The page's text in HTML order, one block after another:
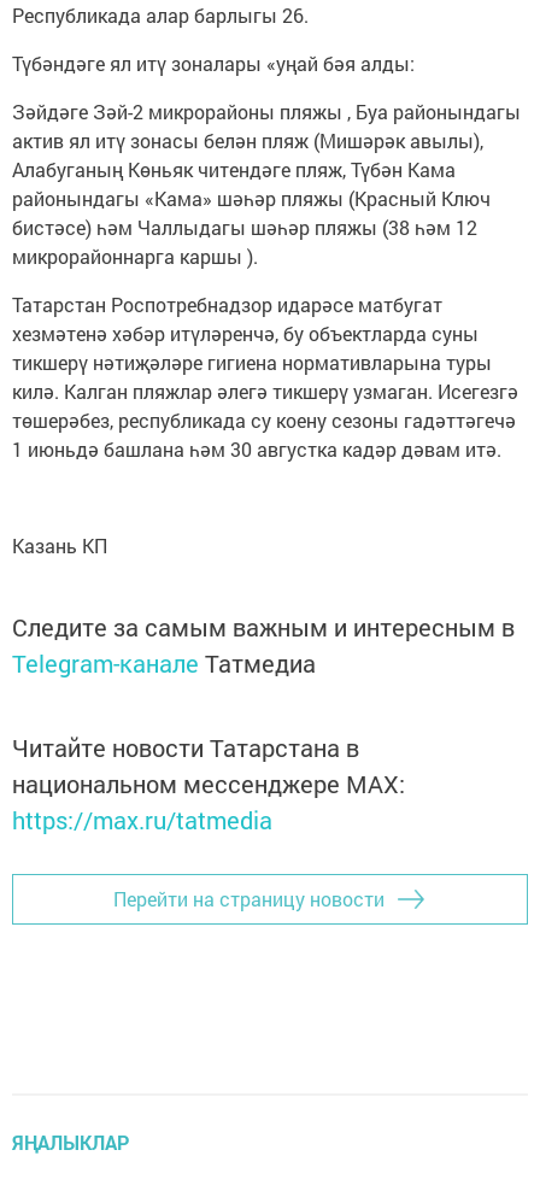
Республикада алар барлыгы 26.
Түбәндәге ял итү зоналары «уңай бәя алды:
Зәйдәге Зәй-2 микрорайоны пляжы , Буа районындагы
актив ял итү зонасы белән пляж (Мишәрәк авылы),
Алабуганың Көньяк читендәге пляж, Түбән Кама
районындагы «Кама» шәһәр пляжы (Красный Ключ
бистәсе) һәм Чаллыдагы шәһәр пляжы (38 һәм 12
микрорайоннарга каршы ).
Татарстан Роспотребнадзор идарәсе матбугат
хезмәтенә хәбәр итүләренчә, бу объектларда суны
тикшерү нәтиҗәләре гигиена нормативларына туры
килә. Калган пляжлар әлегә тикшерү узмаган. Исегезгә
төшерәбез, республикада су коену сезоны гадәттәгечә
1 июньдә башлана һәм 30 августка кадәр дәвам итә.
Казань КП
Следите за самым важным и интересным в
Telegram-канале Татмедиа
Читайте новости Татарстана в
национальном мессенджере MАХ:
https://max.ru/tatmedia
Перейти на страницу новости
ЯҢАЛЫКЛАР